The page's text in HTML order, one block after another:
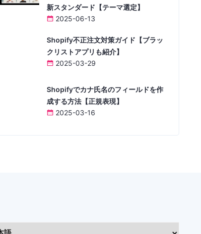
新スタンダード【テーマ選定】
2025-06-13
Shopify不正注文対策ガイド【ブラッ
クリストアプリも紹介】
2025-03-29
Shopifyでカナ氏名のフィールドを作
成する方法【正規表現】
2025-03-16